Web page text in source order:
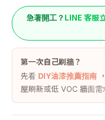
急著開工？ LINE 客服
第一次自己刷牆？
先看 DIY油漆推薦指南
屋刷新或低 VOC 牆面需